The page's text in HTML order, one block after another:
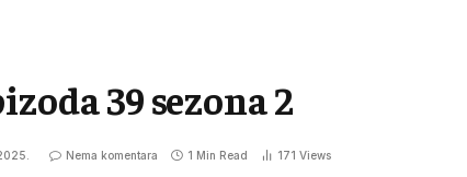
39 sezona 2
Nema komentara 1 Min Read 171 Views